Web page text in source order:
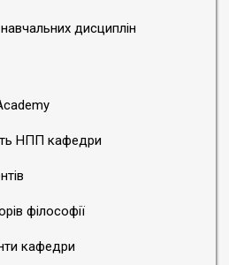
дисциплін
НПП кафедри
філософії
кафедри